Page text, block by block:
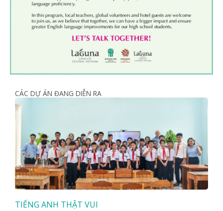
CÁC DỰ ÁN ĐANG DIỄN RA
TIẾNG ANH THẬT VUI